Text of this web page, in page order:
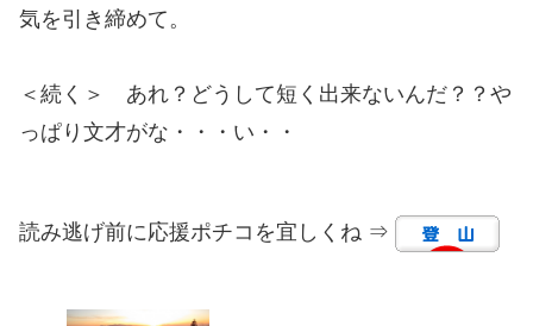
気を引き締めて。
＜続く＞ あれ？どうして短く出来ないんだ？？や
っぱり文才がな・・・い・・
読み逃げ前に応援ポチコを宜しくね ⇒